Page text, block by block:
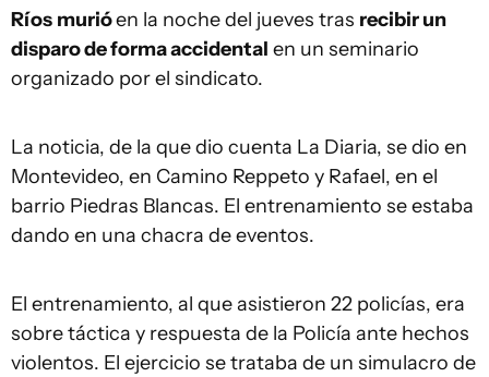
Ríos murióen la noche del jueves tras recibir un
disparo de forma accidental en un seminario
organizado por el sindicato.
La noticia, de la que dio cuenta La Diaria, se dio en
Montevideo, en Camino Reppeto y Rafael, en el
barrio Piedras Blancas. El entrenamiento se estaba
dando en una chacra de eventos.
El entrenamiento, al que asistieron 22 policías, era
sobre táctica y respuesta de la Policía ante hechos
violentos. El ejercicio se trataba de un simulacro de